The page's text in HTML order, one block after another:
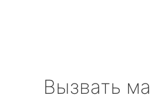
Вызвать